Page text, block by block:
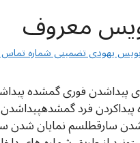
معروف
یهودی تضمینی شماره تماس از طریق
پیداشدن فوری گمشده
فرد گمشدهپیداشدن
سارقطلسم نمایان شدن